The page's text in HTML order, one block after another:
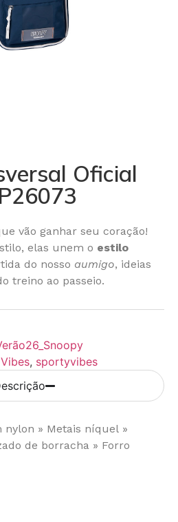
Oficial
vão ganhar seu coração!
elas unem o estilo
do nosso aumigo, ideias
treino ao passeio.
, sportyvibes
nylon » Metais níquel »
de borracha » Forro